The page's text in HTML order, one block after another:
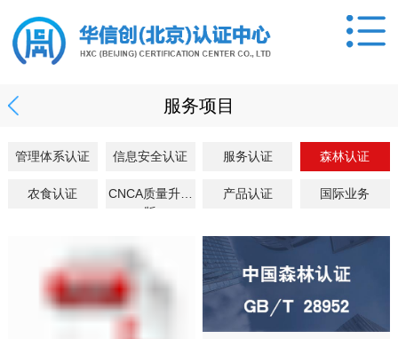
服务项目
管理体系认证 信息安全认证 服务认证 森林认证
农食认证
CNCA质量升级
版
产品认证 国际业务